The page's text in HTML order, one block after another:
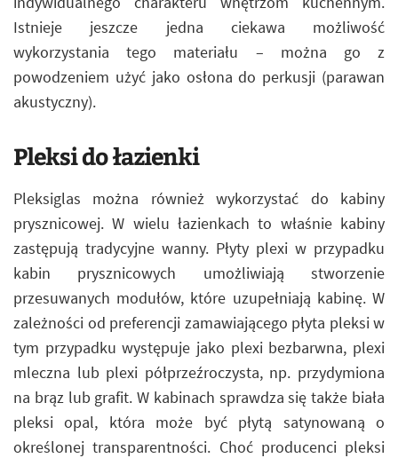
Istnieje jeszcze jedna ciekawa możliwość
wykorzystania tego materiału – można go z
powodzeniem użyć jako osłona do perkusji (parawan
akustyczny).
Pleksi do łazienki
Pleksiglas można również wykorzystać do kabiny
prysznicowej. W wielu łazienkach to właśnie kabiny
zastępują tradycyjne wanny. Płyty plexi w przypadku
kabin prysznicowych umożliwiają stworzenie
przesuwanych modułów, które uzupełniają kabinę. W
zależności od preferencji zamawiającego płyta pleksi w
tym przypadku występuje jako plexi bezbarwna, plexi
mleczna lub plexi półprzeźroczysta, np. przydymiona
na brąz lub grafit. W kabinach sprawdza się także biała
pleksi opal, która może być płytą satynowaną o
określonej transparentności. Choć producenci pleksi